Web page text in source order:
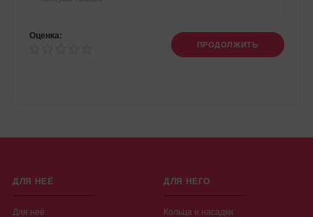
Оценка:
ПРОДОЛЖИТЬ
ДЛЯ НЕЁ
Для неё
ДЛЯ НЕГО
Кольца и насадки